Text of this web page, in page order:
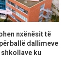
nxënësit të
dallimeve
ku